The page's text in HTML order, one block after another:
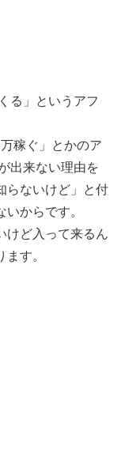
る」というアフ
稼ぐ」とかのア
出来ない理由を
らないけど」と付
からです。
けど入って来るん
す。